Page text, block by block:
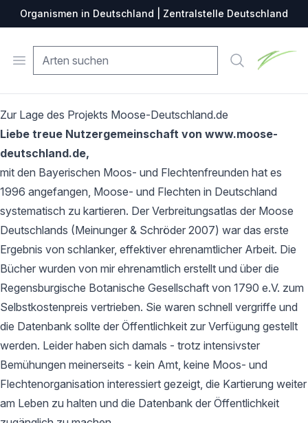
Organismen in Deutschland | Zentralstelle Deutschland
Open menu Suche
Zur Lage des Projekts Moose-Deutschland.de
Liebe treue Nutzergemeinschaft von www.moose-
deutschland.de,
mit den Bayerischen Moos- und Flechtenfreunden hat es
1996 angefangen, Moose- und Flechten in Deutschland
systematisch zu kartieren. Der Verbreitungsatlas der Moose
Deutschlands (Meinunger & Schröder 2007) war das erste
Ergebnis von schlanker, effektiver ehrenamtlicher Arbeit. Die
Bücher wurden von mir ehrenamtlich erstellt und über die
Regensburgische Botanische Gesellschaft von 1790 e.V. zum
Selbstkostenpreis vertrieben. Sie waren schnell vergriffe und
die Datenbank sollte der Öffentlichkeit zur Verfügung gestellt
werden. Leider haben sich damals - trotz intensivster
Bemühungen meinerseits - kein Amt, keine Moos- und
Flechtenorganisation interessiert gezeigt, die Kartierung weiter
am Leben zu halten und die Datenbank der Öffentlichkeit